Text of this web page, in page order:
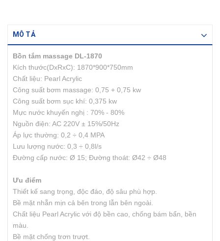
MÔ TẢ
Bồn tắm massage DL-1870
Kích thước(DxRxC): 1870*900*750mm
Chất liệu: Pearl Acrylic
Công suất bơm massage: 0,75 + 0,75 kw
Công suất bơm sục khí: 0,375 kw
Mực nước khuyến nghị : 70% - 80%
Nguồn điện: AC 220V ± 15%/50Hz
Áp lực thường: 0,2 ÷ 0,4 MPA
Lưu lượng nước: 0,3 ÷ 0,8l/s
Đường cấp nước: Ø 15; Đường thoát: Ø42 ÷ Ø48
Ưu điểm
Thiết kế sang trọng, độc đáo, độ sâu phù hợp.
Bề mặt nhẵn mịn cả bên trong lẫn bên ngoài.
Chất liệu Pearl Acrylic với độ bền cao, chống bám bẩn, bền
màu.
Bề mặt chống trơn trượt.